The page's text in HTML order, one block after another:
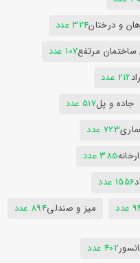
و درختان324 عدد
مرتفع107 عدد
212 عدد
جاده و پل517 عدد
723 عدد
385 عدد
1556 عدد
میز و صندلی894 عدد
402 عدد